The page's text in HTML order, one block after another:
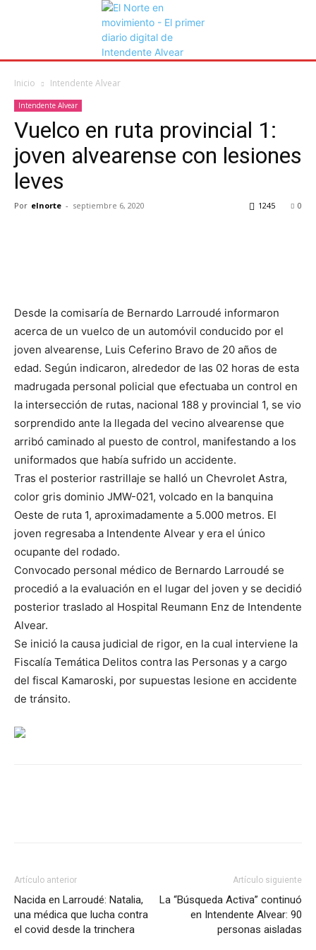
Inicio Intendente Alvear
Intendente Alvear
Vuelco en ruta provincial 1:
joven alvearense con lesiones
leves
Por elnorte - septiembre 6, 2020 0
1245
Desde la comisaría de Bernardo Larroudé informaron
acerca de un vuelco de un automóvil conducido por el
joven alvearense, Luis Ceferino Bravo de 20 años de
edad. Según indicaron, alrededor de las 02 horas de esta
madrugada personal policial que efectuaba un control en
la intersección de rutas, nacional 188 y provincial 1, se vio
sorprendido ante la llegada del vecino alvearense que
arribó caminado al puesto de control, manifestando a los
uniformados que había sufrido un accidente.
Tras el posterior rastrillaje se halló un Chevrolet Astra,
color gris dominio JMW-021, volcado en la banquina
Oeste de ruta 1, aproximadamente a 5.000 metros. El
joven regresaba a Intendente Alvear y era el único
ocupante del rodado.
Convocado personal médico de Bernardo Larroudé se
procedió a la evaluación en el lugar del joven y se decidió
posterior traslado al Hospital Reumann Enz de Intendente
Alvear.
Se inició la causa judicial de rigor, en la cual interviene la
Fiscalía Temática Delitos contra las Personas y a cargo
del fiscal Kamaroski, por supuestas lesione en accidente
de tránsito.
Artículo anterior
Nacida en Larroudé: Natalia,
una médica que lucha contra
el covid desde la trinchera
Artículo siguiente
La “Búsqueda Activa” continuó
en Intendente Alvear: 90
personas aisladas